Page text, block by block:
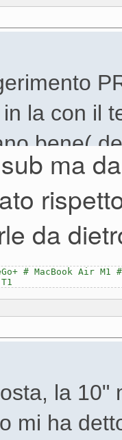
viste
se
di
di tutti e
la con il
bene(
mio ma
da
# MacBook Air
la 10"
mi ha